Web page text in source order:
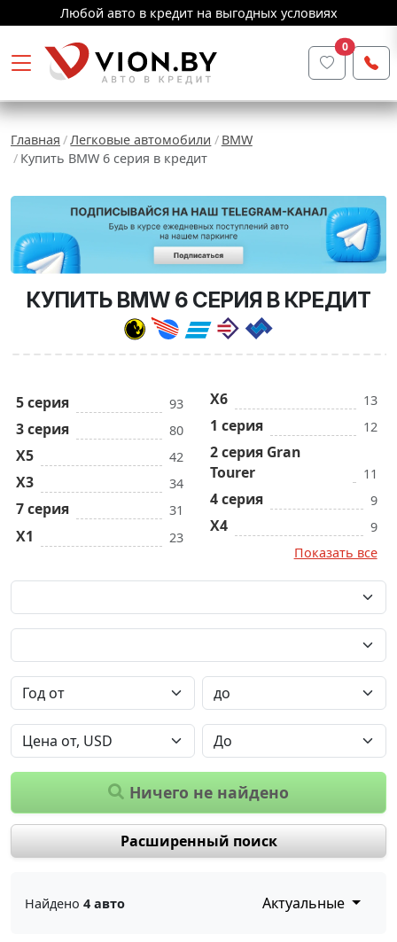
Любой авто в кредит на выгодных условиях
0
Главная Легковые автомобили
BMW
Купить BMW 6 серия в кредит
КУПИТЬ BMW 6 СЕРИЯ В КРЕДИТ
5 серия 93
3 серия 80
X5 42
X3 34
7 серия 31
X1 23
X6 13
1 серия 12
2 серия Gran
Tourer
11
4 серия 9
X4
9
Показать все
Ничего не найдено
Расширенный поиск
Найдено 4 авто Актуальные